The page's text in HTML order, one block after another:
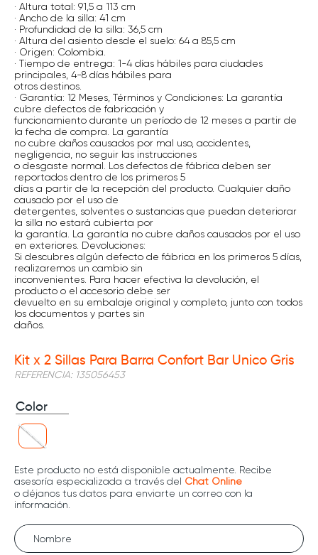
· Altura total: 91,5 a 113 cm
· Ancho de la silla: 41 cm
· Profundidad de la silla: 36,5 cm
· Altura del asiento desde el suelo: 64 a 85,5 cm
· Origen: Colombia.
· Tiempo de entrega: 1-4 días hábiles para ciudades
principales, 4-8 días hábiles para
otros destinos.
· Garantía: 12 Meses, Términos y Condiciones: La garantía
cubre defectos de fabricación y
funcionamiento durante un período de 12 meses a partir de
la fecha de compra. La garantía
no cubre daños causados por mal uso, accidentes,
negligencia, no seguir las instrucciones
o desgaste normal. Los defectos de fábrica deben ser
reportados dentro de los primeros 5
días a partir de la recepción del producto. Cualquier daño
causado por el uso de
detergentes, solventes o sustancias que puedan deteriorar
la silla no estará cubierta por
la garantía. La garantía no cubre daños causados por el uso
en exteriores. Devoluciones:
Si descubres algún defecto de fábrica en los primeros 5 días,
realizaremos un cambio sin
inconvenientes. Para hacer efectiva la devolución, el
producto o el accesorio debe ser
devuelto en su embalaje original y completo, junto con todos
los documentos y partes sin
daños.
Kit x 2 Sillas Para Barra Confort Bar Unico Gris
REFERENCIA: 135056453
Color